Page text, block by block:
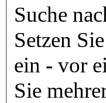
Suche
Setzen
ein - vor
Sie